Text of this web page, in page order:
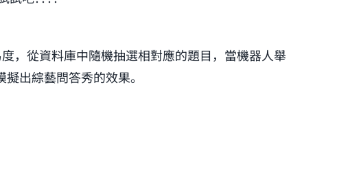
，從資料庫中隨機抽選相對應的題目，當機器人舉
出綜藝問答秀的效果。